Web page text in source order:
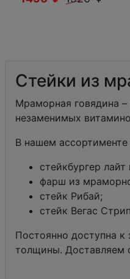
Стейки из
Мраморная говядина
незаменимых
В нашем ассортименте
стейкбургер
фарш из
стейк Рибай;
стейк Вегас
Постоянно доступна к
толщины. Доставляем